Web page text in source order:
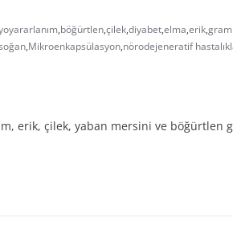
,böğürtlen,çilek,diyabet,elma,erik,
,Mikroenkapsülasyon,nörodejeneratif
erik, çilek, yaban mersini ve böğürtlen